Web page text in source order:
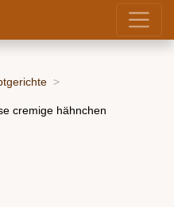
cremige hähnchen